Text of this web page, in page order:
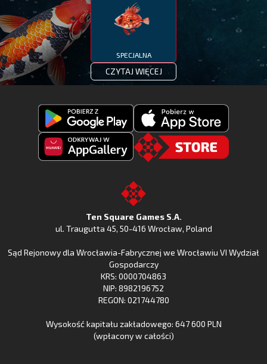
SPECJALNA
CZYTAJ WIĘCEJ
Pobierz
Fishing
Pobierz
Fishing
z
Apple
Store
Huawei
Gallery
to
the
Ten Square Games S.A.
ul. Traugutta 45, 50-416 Wrocław, Poland
Sąd Rejonowy dla Wrocławia-Fabrycznej we Wrocławiu VI Wydział
Gospodarczy
KRS: 0000704863
NIP: 8982196752
REGON: 021744780
Wysokość kapitału zakładowego: 647 600 PLN
(wpłacony w całości)